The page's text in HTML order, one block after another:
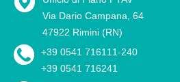
Via Dario Campana, 64
47922 Rimini (RN)
+39 0541 716111-240
+39 0541 716241